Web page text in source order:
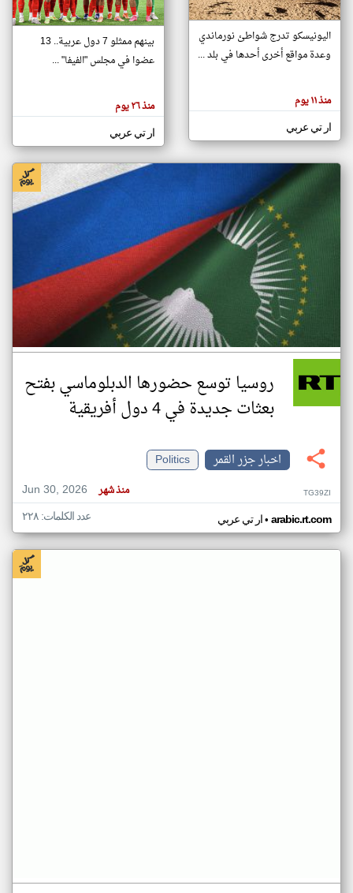
تغيير الدولة
اخبار جزر القمر على مدار الساعة
أهم اخبار جزر القمر العاجلة والمباشرة
هنا عن
وجهة
كاتبيها.
اليونيسكو تدرج شواطئ نورماندي
وعدة مواقع أخرى أحدها في بلد ...
منذ ١١ يوم
ار تي عربي
بينهم ممثلو 7 دول عربية.. 13
عضوا في مجلس "الفيفا" ...
منذ ٢٦ يوم
ار تي عربي
روسيا توسع حضورها الدبلوماسي بفتح
بعثات جديدة في 4 دول أفريقية
اخبار جزر القمر
Politics
Jun 30, 2026
منذ شهر TG39ZI
ار تي عربي• arabic.rt.com عدد الكلمات: ٢٢٨
klyoum.com